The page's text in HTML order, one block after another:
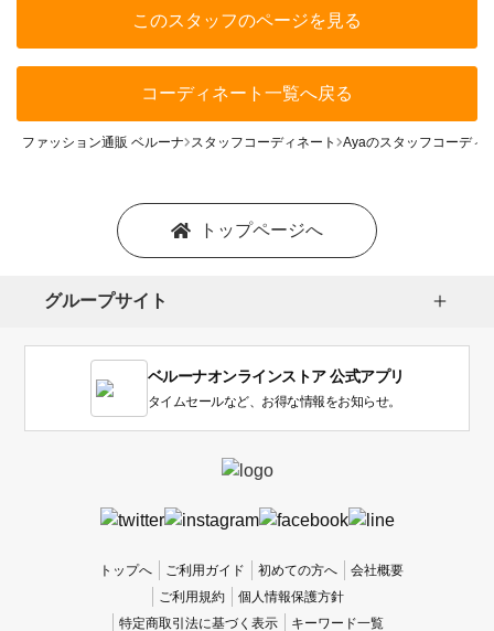
このスタッフのページを見る
コーディネート一覧へ戻る
ファッション通販 ベルーナ スタッフコーディネート Ayaのスタッフコーディ
トップページへ
グループサイト
ベルーナオンラインストア 公式アプリ
タイムセールなど、お得な情報をお知らせ。
トップへ ご利用ガイド 初めての方へ
会社概要
ご利用規約
個人情報保護方針
特定商取引法に基づく表示
キーワード一覧